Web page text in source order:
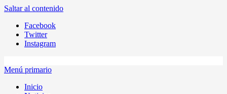
Saltar al contenido
Facebook
Twitter
Instagram
Menú primario
Inicio